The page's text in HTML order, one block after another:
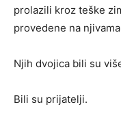
prolazili kroz teške
provedene na
Njih dvojica bili su
Bili su prijatelji.